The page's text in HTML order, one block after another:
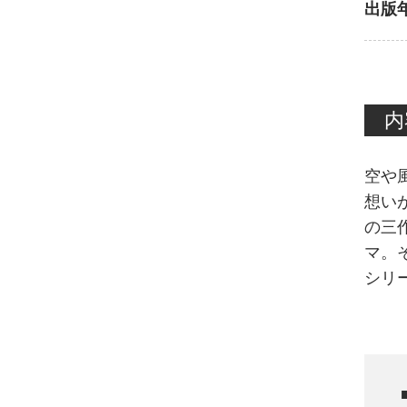
出版
空や
想い
の三
マ。
シリ